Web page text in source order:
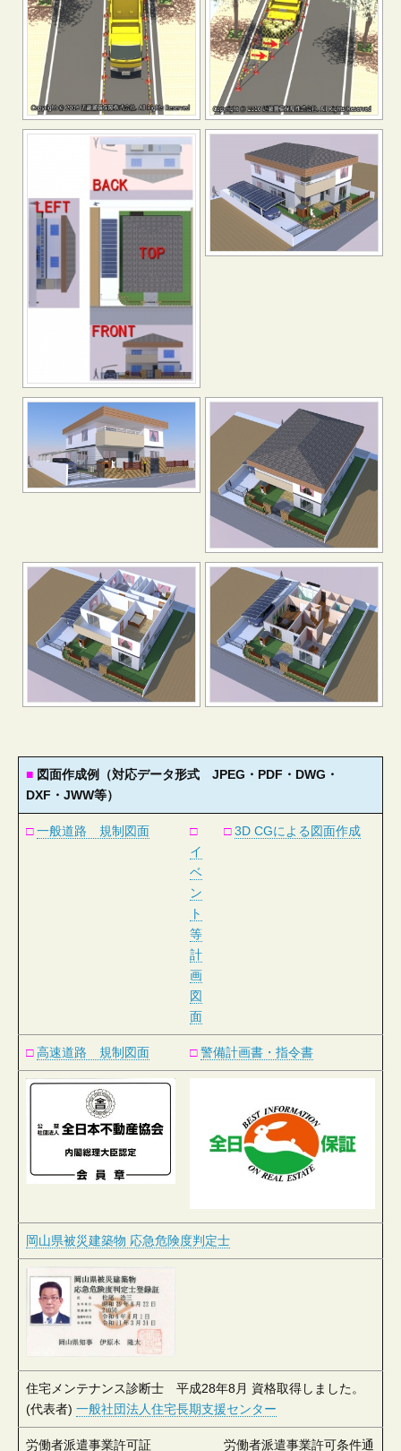
■ 図面作成例（対応データ形式 JPEG・PDF・DWG・
DXF・JWW等）
□ 一般道路 規制図面
□
イ
ベ
ン
ト
等
計
画
図
面
□ 3D CGによる図面作成
□ 高速道路 規制図面 □ 警備計画書・指令書
岡山県被災建築物 応急危険度判定士
住宅メンテナンス診断士 平成28年8月 資格取得しました。
(代表者) 一般社団法人住宅長期支援センター
労働者派遣事業許可証 労働者派遣事業許可条件通